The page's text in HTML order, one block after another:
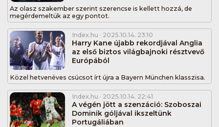
Az olasz szakember szerint szerencse is kellett hozzá, de
megérdemeltük az egy pontot.
Index.hu · 2025.10.14. 23:10
Harry Kane újabb rekordjával Anglia
az első biztos világbajnoki résztvevő
Európából
Közel hetvenéves csúcsot írt újra a Bayern München klasszisa.
Index.hu · 2025.10.14. 22:41
A végén jött a szenzáció: Szoboszai
Dominik góljával ikszeltünk
Portugáliában